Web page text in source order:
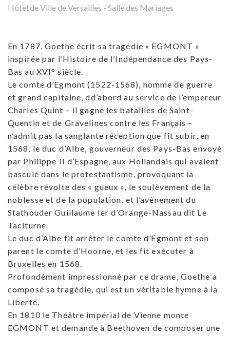
Hôtel de Ville de Versailles - Salle des Mariages
En 1787, Goethe écrit sa tragédie « EGMONT »
inspirée par l’Histoire de l’Indépendance des Pays-
Bas au XVI° siècle.
Le comte d’Egmont (1522-1568), homme de guerre
et grand capitaine, dd’abord au service de l’empereur
Charles Quint – il gagne les batailles de Saint-
Quentin et de Gravelines contre les Français –
n’admit pas la sanglante réception que fit subir, en
1568, le duc d’Albe, gouverneur des Pays-Bas envoyé
par Philippe II d’Espagne, aux Hollandais qui avaient
basculé dans le protestantisme, provoquant la
célèbre révolte des « gueux », le soulèvement de la
noblesse et de la population, et l’avènement du
Stathouder Guillaume Ier d’Orange-Nassau dit Le
Taciturne.
Le duc d’Albe fit arrêter le comte d’Egmont et son
parent le comte d’Hoorne, et les fit exécuter à
Bruxelles en 1568.
Profondément impressionné par ce drame, Goethe a
composé sa tragédie, qui est un véritable hymne à la
Liberté.
En 1810 le Théâtre impérial de Vienne monte
EGMONT et demande à Beethoven de composer une